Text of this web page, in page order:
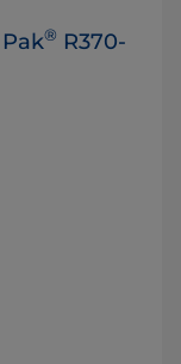
® R370-